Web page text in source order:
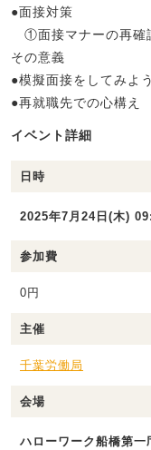
●面接対策
①面接マナーの再
その意義
●模擬面接をしてみよう
●再就職先での心構え
イベント詳細
日時
2025年7月24日(木)
参加費
0円
主催
千葉労働局
会場
ハローワーク船橋第一